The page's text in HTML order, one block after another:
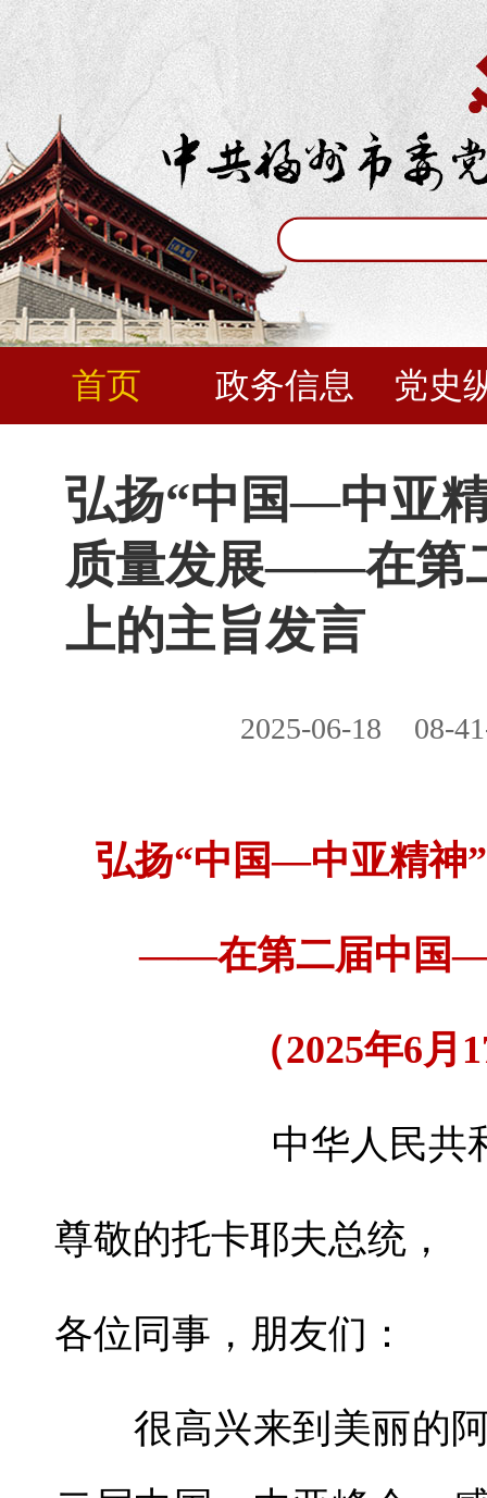
首页 政务信息 党史
弘扬“中国—中亚
质量发展——在第
上的主旨发言
2025-06-18 08-
弘扬“中国—中亚精神
——在第二届中国—
（2025年6
中华人民共
尊敬的托卡耶夫总统，
各位同事，朋友们：
很高兴来到美丽的阿